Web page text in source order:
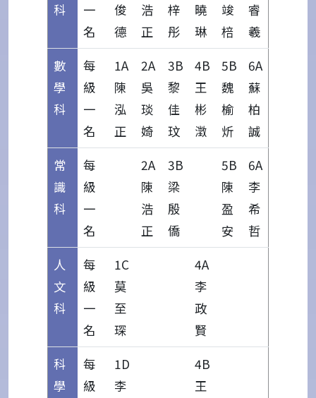
科
一
名
俊
德
浩
正
梓
彤
曉
琳
竣
棓
睿
羲
數
學
科
每
級
一
名
1A
陳
泓
正
2A
吳
琰
婍
3B
黎
佳
玟
4B
王
彬
澂
5B
魏
榆
炘
6A
蘇
柏
誠
常
識
科
每
級
一
名
2A
陳
浩
正
3B
梁
殷
僑
5B
陳
盈
安
6A
李
希
哲
人
文
科
每
級
一
名
1C
莫
至
琛
4A
李
政
賢
科
學
每
級
1D
李
4B
王